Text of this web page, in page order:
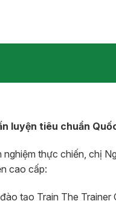
luyện tiêu chuẩn
nghiệm thực chiến, chị
cao cấp:
tạo Train The Trainer